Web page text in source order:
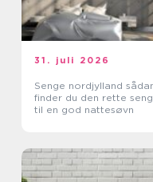
31. juli 2026
Senge nordjylland sådan
finder du den rette seng
til en god nattesøvn